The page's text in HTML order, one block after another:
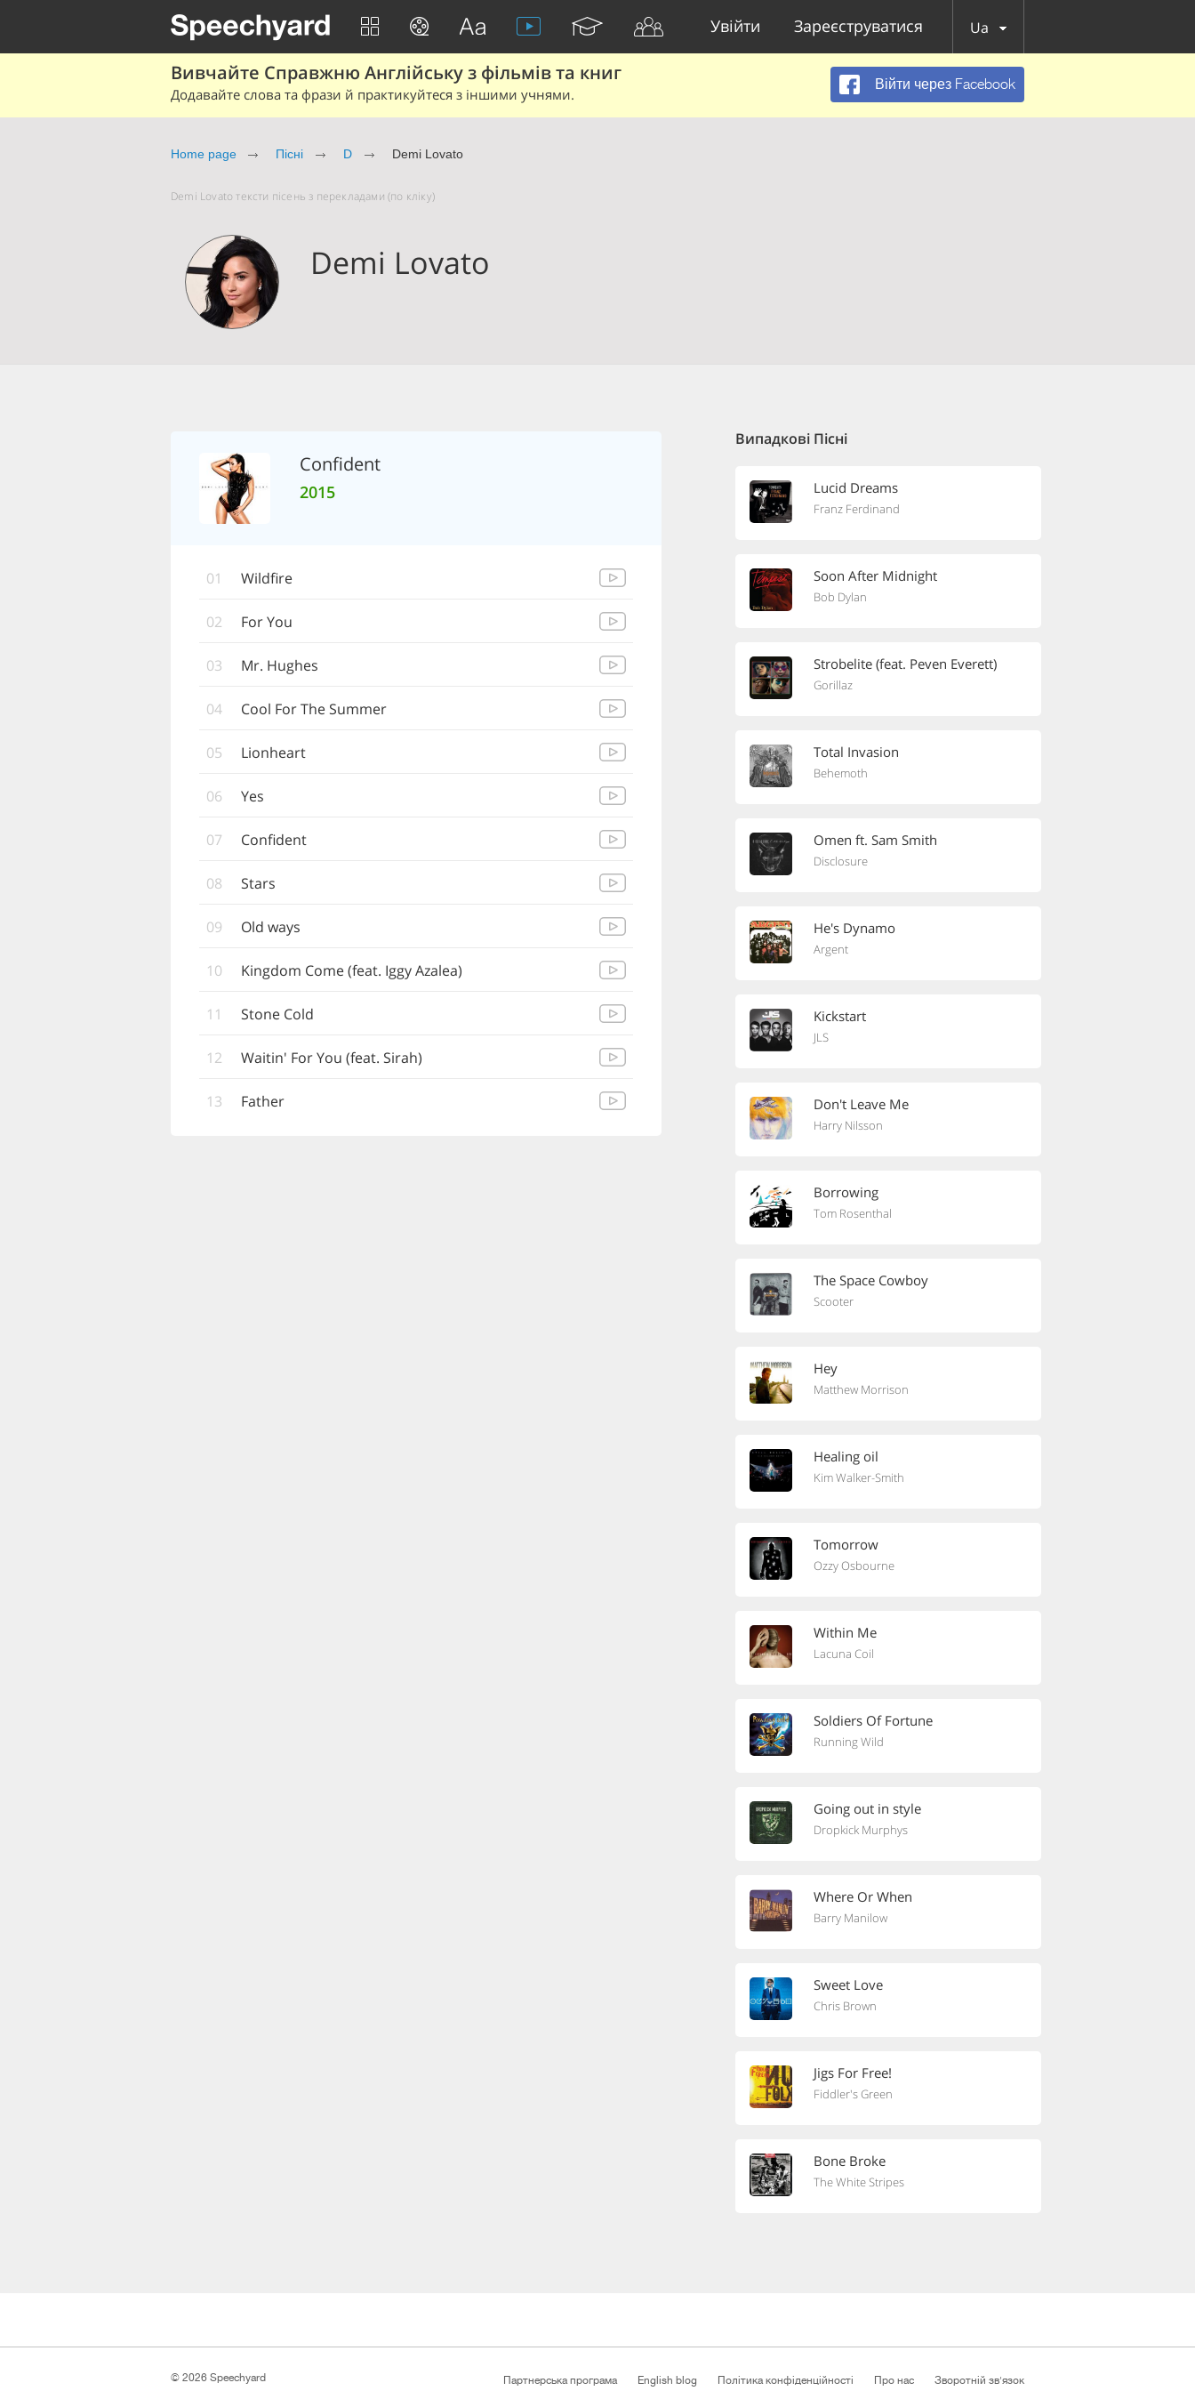
Увійти Зареєструватися Ua
Вивчайте Справжню Англійську з фільмів та книг
Додавайте слова та фрази й практикуйтеся з іншими учнями.
Війти через Facebook
Home page Пісні D Demi Lovato
Demi Lovato тексти пісень з перекладами (по кліку)
Demi Lovato
Confident
2015
01 Wildfire
02 For You
03 Mr. Hughes
04 Cool For The Summer
05 Lionheart
06 Yes
07 Confident
08 Stars
09 Old ways
10 Kingdom Come (feat. Iggy Azalea)
11 Stone Cold
12 Waitin' For You (feat. Sirah)
13 Father
Випадкові Пісні
Lucid Dreams
Franz Ferdinand
Soon After Midnight
Bob Dylan
Strobelite (feat. Peven Everett)
Gorillaz
Total Invasion
Behemoth
Omen ft. Sam Smith
Disclosure
He's Dynamo
Argent
Kickstart
JLS
Don't Leave Me
Harry Nilsson
Borrowing
Tom Rosenthal
The Space Cowboy
Scooter
Hey
Matthew Morrison
Healing oil
Kim Walker-Smith
Tomorrow
Ozzy Osbourne
Within Me
Lacuna Coil
Soldiers Of Fortune
Running Wild
Going out in style
Dropkick Murphys
Where Or When
Barry Manilow
Sweet Love
Chris Brown
Jigs For Free!
Fiddler's Green
Bone Broke
The White Stripes
Партнерська програма English blog Політика конфіденційності Про нас Зворотній зв'язок
© 2026 Speechyard